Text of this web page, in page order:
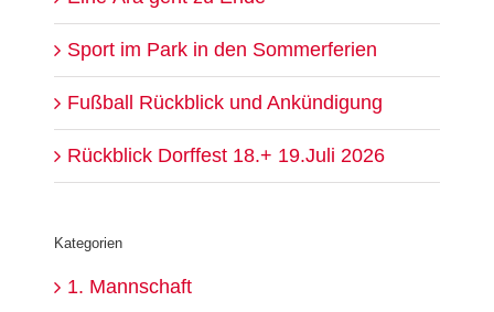
Sport im Park in den Sommerferien
Fußball Rückblick und Ankündigung
Rückblick Dorffest 18.+ 19.Juli 2026
Kategorien
1. Mannschaft